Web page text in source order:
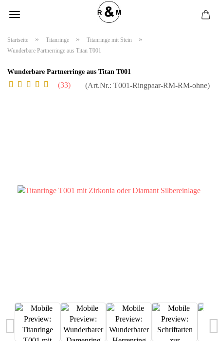
Startseite » Titanringe » Titanringe mit Stein »
Wunderbare Partnerringe aus Titan T001
Wunderbare Partnerringe aus Titan T001
33 (Art.Nr.: T001-Ringpaar-RM-RM-ohne)